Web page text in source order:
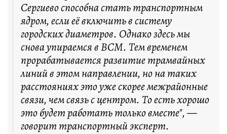
Сергиево способна стать транспортным
ядром, если её включить в систему
городских диаметров. Однако здесь мы
снова упираемся в ВСМ. Тем временем
прорабатывается развитие трамвайных
линий в этом направлении, но на таких
расстояниях это уже скорее межрайонные
связи, чем связь с центром. То есть хорошо
это будет работать только вместе", —
говорит транспортный эксперт.